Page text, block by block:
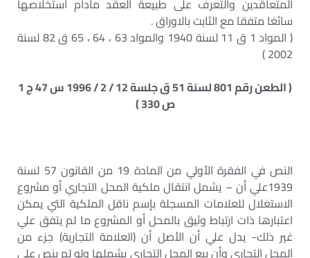
المتعاقدين والتعرف على طبيعة العقد مادام استخلاصها
سائغا متفقا مع الثابت بالاوراق .
( المواد 1 ق 11 لسنة 1940 والمواد 63 ، 64 ، 65 ق 82 لسنة
2002 )
( الطعن رقم 801 لسنة 51 ق جلسة 12 / 2 / 1996 س 47 ج 1
ص 330 )
النص في الفقرة الأولي من المادة 19 من القانون 57 لسنة
1939علي أن – يشمل انتقال ملكية المحل التجاري أو مشروع
الاستغلال للعلامات المسجلة بإسم ناقل الملكية التي يمكن
اعتبارها ذات ارتباط وثيق بالمحل أو المشروع ما لم يتفق علي
غير ذلك- يدل علي أن الأصل أن (العلامة التجارية) جزء من
المحل التجاري وأن بيع المحل التجاري يشملها ولو لم ينص علي